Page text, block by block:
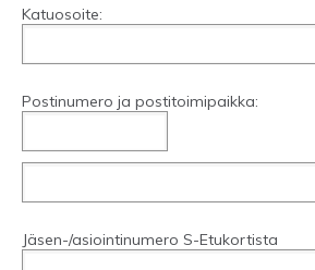
Katuosoite:
Postinumero ja postitoimipaikka:
Jäsen-/asiointinumero S-Etukortista